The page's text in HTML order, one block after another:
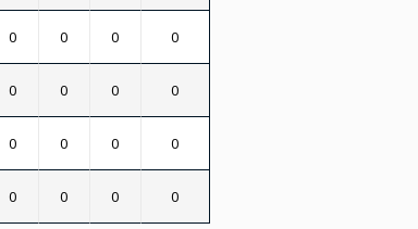
0 0 0 0
0 0 0 0
0 0 0 0
0 0 0 0